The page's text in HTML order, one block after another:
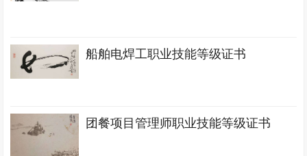
船舶电焊工职业技能等级证书
团餐项目管理师职业技能等级证书